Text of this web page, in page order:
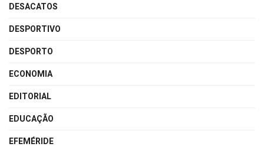
DESACATOS
DESPORTIVO
DESPORTO
ECONOMIA
EDITORIAL
EDUCAÇÃO
EFEMÉRIDE